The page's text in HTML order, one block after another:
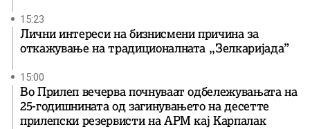
15:23
Лични интереси на бизнисмени причина за
откажување на традиционалната ,,Зелкаријада”
15:00
Во Прилеп вечерва почнуваат одбележувањата на
25-годишнината од загинувањето на десетте
прилепски резервисти на АРМ кај Карпалак